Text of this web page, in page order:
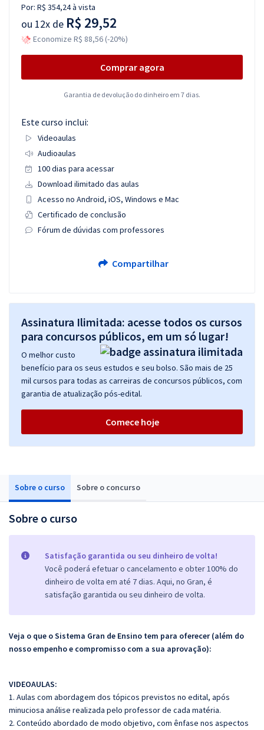
Sobre o curso Sobre o concurso
Sobre o curso
Satisfação garantida ou seu dinheiro de volta!
Você poderá efetuar o cancelamento e obter 100% do
dinheiro de volta em até 7 dias. Aqui, no Gran, é
satisfação garantida ou seu dinheiro de volta.
Veja o que o Sistema Gran de Ensino tem para oferecer (além do
nosso empenho e compromisso com a sua aprovação):
VIDEOAULAS:
1. Aulas com abordagem dos tópicos previstos no edital, após
minuciosa análise realizada pelo professor de cada matéria.
2. Conteúdo abordado de modo objetivo, com ênfase nos aspectos
Por: R$ 354,24à vista
ou 12x de R$ 29,52
Economize R$ 88,56 (-20%)
Comprar agora
Garantia de devolução do dinheiro em 7 dias.
Este curso inclui:
Videoaulas
Audioaulas
100 dias para acessar
Download ilimitado das aulas
Acesso no Android, iOS, Windows e Mac
Certificado de conclusão
Fórum de dúvidas com professores
Compartilhar
Assinatura Ilimitada: acesse todos os cursos
para concursos públicos, em um só lugar!
O melhor custo
benefício para os seus estudos e seu bolso. São mais de 25
mil cursos para todas as carreiras de concursos públicos, com
garantia de atualização pós-edital.
Comece hoje